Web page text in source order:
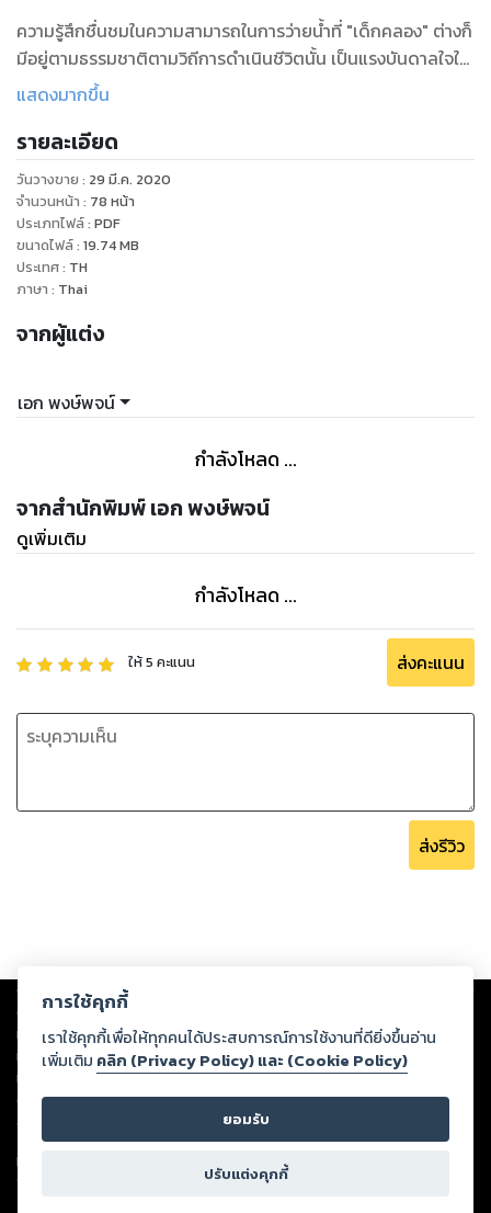
ความรู้สึกชื่นชมในความสามารถในการว่ายน้ำที่ "เด็กคลอง" ต่างก็
มีอยู่ตามธรรมชาติตามวิถีการดำเนินชีวิตนั้น เป็นแรงบันดาลใจให้
ผู้เขียน อยากเขียนหนังสือเพื่อการหัดว่ายน้ำด้วยตนเองให้เป็น ที่มี
การเล่นน้ำของ "เด็กคลอง" โดยคำนึงถึงความถนัดตามธรรมชาติ
ที่ไม่จำเป็นต้องเหมือนกันของแต่ละบุคคลเป็นสำคัญด้วย แต่มุ่ง
หมายให้ผู้หัดว่ายน้ำไม่ว่า ผู้ใหญ่ หรือ เด็ก พัฒนาทักษะไปตามขั้น
ตอนการฝึกหัด จนสามารถเอาตัวรอดได้ ว่ายน้ำเป็นอย่างมีความ
สุขในที่สุด
ส่วนหลังของหนังสือแล้ว ผู้หัดว่ายน้ำยังจะได้ทำความเข้าใจเกี่ยว
ของหนังสือ เพื่อให้เกิดความเข้าใจและทัศนคติที่จะเป็นผลดีอันจะ
นำไปสู่การหัดว่ายน้ำด้วยความสุขของท่าน
แสดงมากขึ้น
รายละเอียด
วันวางขาย : 29 มี.ค. 2020
จำนวนหน้า : 78 หน้า
ประเภทไฟล์: PDF
ขนาดไฟล์: 19.74MB
ประเทศ: TH
ภาษา : Thai
จากผู้แต่ง
เอก พงษ์พจน์
กำลังโหลด ...
จากสำนักพิมพ์ เอก พงษ์พจน์
ดูเพิ่มเติม
กำลังโหลด ...
ให้5 คะแนน ส่งคะแนน
ส่งรีวิว
Copyright © 2026
ต่อผลงานหรือเนื้อหาใดที่อัปโหลดผ่านเว็บไซต์และปรากฏว่าละเมิดสิทธิใน
ทรัพย์สินทางปัญญาของบุคคลอื่นหรือขัดต่อกฎหมายและศีลธรรม ดังนั้น ผู้อ่าน
ทุกท่านโปรดใช้วิจารณญาณในการกลั่นกรองด้วยตนเอง และหากท่านพบว่าส่วน
หนึ่งส่วนใดขัดต่อกฎหมายและศีลธรรม กรุณาแจ้งมายังบริษัท เพื่อทีมงานจะได้
ดำเนินการในทันที ทั้งนี้ ทางสตอรี่ล็อกขอสงวนลิขสิทธิ์ตามพระราชบัญญัติ
ลิขสิทธิ์ พ.ศ. 2537 (ฉบับล่าสุด)
For support: member@ookbee.com
Version
การใช้คุกกี้
เราใช้คุกกี้เพื่อให้ทุกคนได้ประสบการณ์การใช้งานที่ดียิ่งขึ้นอ่าน
เพิ่มเติม คลิก (Privacy Policy) และ (Cookie Policy)
ยอมรับ
ปรับแต่งคุกกี้